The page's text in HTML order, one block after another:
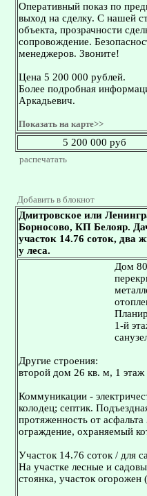
Оперативный показ по
выход на сделку. С нашей
объекта, прозрачности
сопровождение.
менеджеров. Звоните!
Цена 5 200 000 рублей.
Более подробная
Аркадьевич.
Показать на карте>>
5 200 000 руб
распечатать
Добавить в блокнот
Дмитровское или
Борносово, КП Белояр.
участок 14.76 соток, два
у леса.
Дом
1-й
Другие строения:
второй дом 26 кв. м, 1
Коммуникации -
колодец; септик.
протяженность от
ограждение, охраняемый
Участок 14.76 соток / для
На участке лесные и
стоянка, участок огорожен